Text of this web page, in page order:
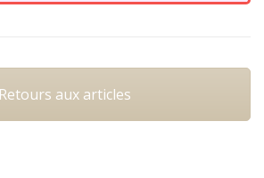
Retours aux articles